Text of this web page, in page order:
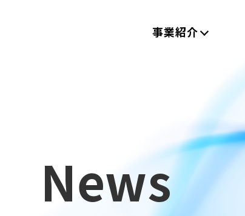
事業紹介
News